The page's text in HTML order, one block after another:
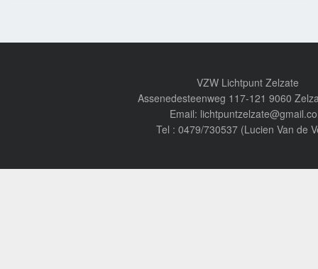
VZW Lichtpunt Zelzate
Assenedesteenweg 117-121 9060
Email:
Tel : 0479/730537 (Lucien Van de